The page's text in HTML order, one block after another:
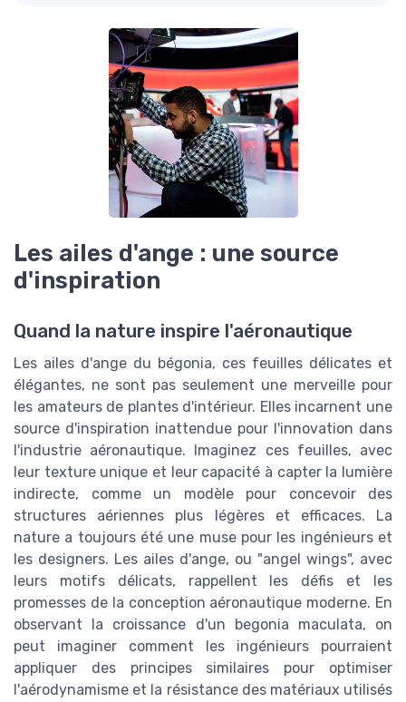
Les ailes d'ange : une source
d'inspiration
Quand la nature inspire l'aéronautique
Les ailes d'ange du bégonia, ces feuilles délicates et
élégantes, ne sont pas seulement une merveille pour
les amateurs de plantes d'intérieur. Elles incarnent une
source d'inspiration inattendue pour l'innovation dans
l'industrie aéronautique. Imaginez ces feuilles, avec
leur texture unique et leur capacité à capter la lumière
indirecte, comme un modèle pour concevoir des
structures aériennes plus légères et efficaces. La
nature a toujours été une muse pour les ingénieurs et
les designers. Les ailes d'ange, ou "angel wings", avec
leurs motifs délicats, rappellent les défis et les
promesses de la conception aéronautique moderne. En
observant la croissance d'un begonia maculata, on
peut imaginer comment les ingénieurs pourraient
appliquer des principes similaires pour optimiser
l'aérodynamisme et la résistance des matériaux utilisés